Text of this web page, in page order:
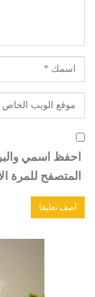
احفظ اسمي
المتصفح للمرة